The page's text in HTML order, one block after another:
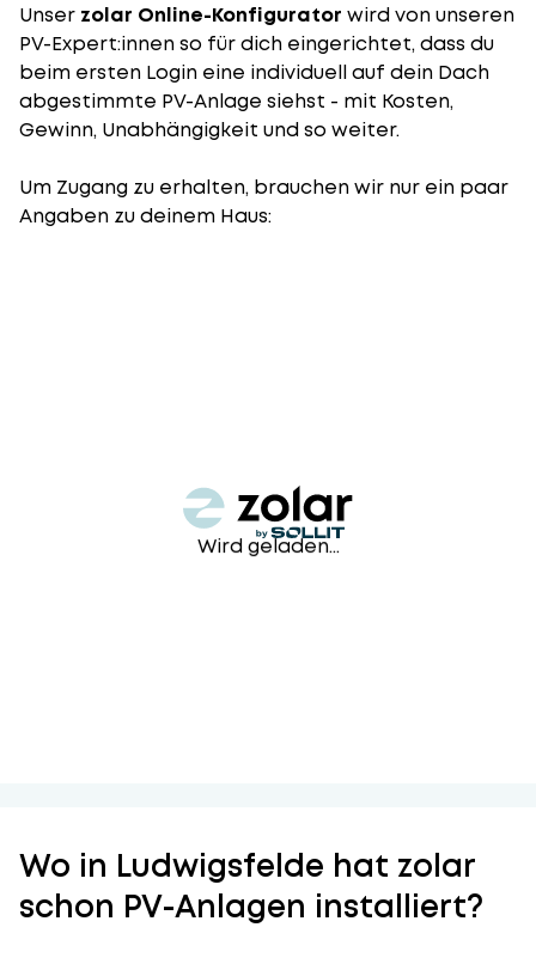
Unser zolar Online-Konfigurator wird von unseren
PV-Expert:innen so für dich eingerichtet, dass du
beim ersten Login eine individuell auf dein Dach
abgestimmte PV-Anlage siehst - mit Kosten,
Gewinn, Unabhängigkeit und so weiter.
Um Zugang zu erhalten, brauchen wir nur ein paar
Angaben zu deinem Haus:
Wird geladen...
Wo in Ludwigsfelde hat zolar
schon PV-Anlagen installiert?